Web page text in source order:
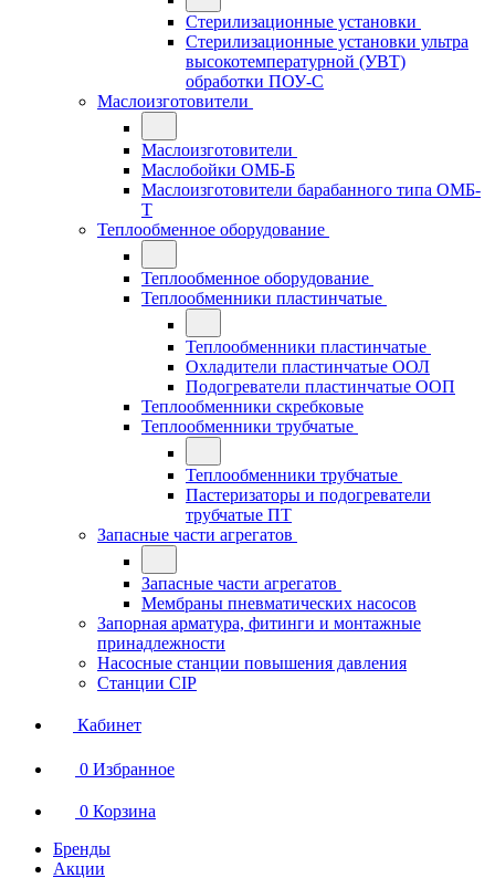
Стерилизационные установки
Стерилизационные установки ультра
высокотемпературной (УВТ)
обработки ПОУ-С
Маслоизготовители
Маслоизготовители
Маслобойки ОМБ-Б
Маслоизготовители барабанного типа ОМБ-
Т
Теплообменное оборудование
Теплообменное оборудование
Теплообменники пластинчатые
Теплообменники пластинчатые
Охладители пластинчатые ООЛ
Подогреватели пластинчатые ООП
Теплообменники скребковые
Теплообменники трубчатые
Теплообменники трубчатые
Пастеризаторы и подогреватели
трубчатые ПТ
Запасные части агрегатов
Запасные части агрегатов
Мембраны пневматических насосов
Запорная арматура, фитинги и монтажные
принадлежности
Насосные станции повышения давления
Станции CIP
Кабинет
0 Избранное
0 Корзина
Бренды
Акции